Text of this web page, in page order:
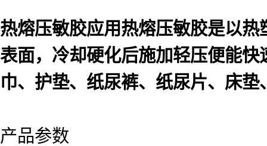
热熔压敏胶应用热熔压敏胶是以
表面，冷却硬化后施加轻压便能
巾、护垫、纸尿裤、纸尿片、床垫
产品参数